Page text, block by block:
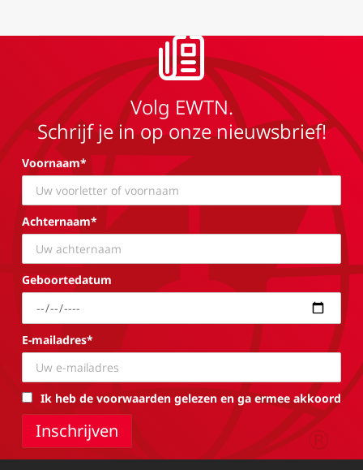
Volg EWTN.
Schrijf je in op onze nieuwsbrief!
Voornaam*
Achternaam*
Geboortedatum
E-mailadres*
Ik heb de voorwaarden gelezen en ga ermee akkoord